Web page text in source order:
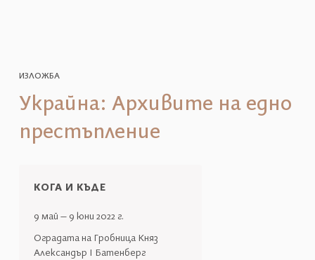
ИЗЛОЖБА
Украйна: Архивите на едно
престъпление
КОГА И КЪДЕ
9 май – 9 юни 2022 г.
Оградата на Гробница Княз
Александър І Батенберг